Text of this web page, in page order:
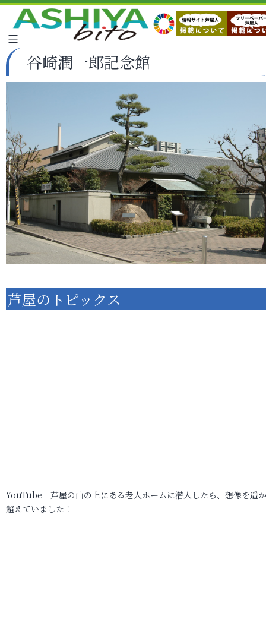
谷崎潤一郎記念館
芦屋のトピックス
YouTube 芦屋の山の上にある老人ホームに潜入したら、想像を遥
超えていました！